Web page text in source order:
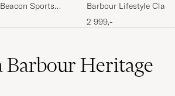
Sports
Barbour Lifestyle
Jacket Olive
2 999,-
Heritage